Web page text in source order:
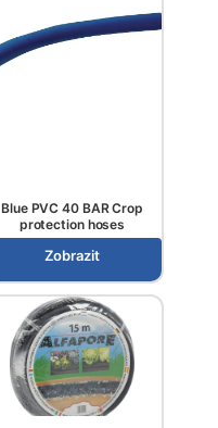
Blue PVC 40 BAR Crop
protection hoses
Zobrazit